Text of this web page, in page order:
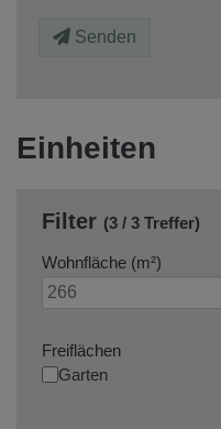
Senden
Einheiten
Filter (3 / 3 Treffer)
Wohnfläche (m²)
Freiflächen
Garten